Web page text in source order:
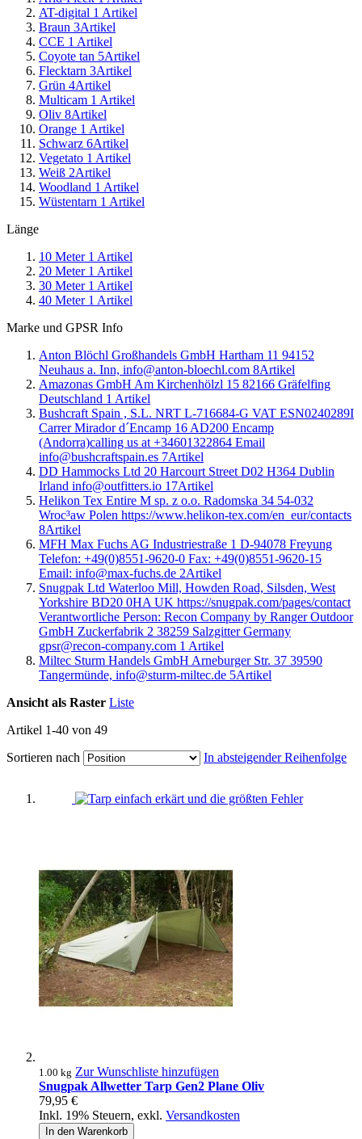
AT-digital 1 Artikel
Braun 3Artikel
CCE 1 Artikel
Coyote tan 5Artikel
Flecktarn 3Artikel
Grün 4Artikel
Multicam 1 Artikel
Oliv 8Artikel
Orange 1 Artikel
Schwarz 6Artikel
Vegetato 1 Artikel
Weiß 2Artikel
Woodland 1 Artikel
Wüstentarn 1 Artikel
Länge
10 Meter1 Artikel
20 Meter1 Artikel
30 Meter1 Artikel
40 Meter1 Artikel
Marke und GPSR Info
Anton Blöchl Großhandels GmbH Hartham 11 94152
Neuhaus a. Inn, info@anton-bloechl.com 8Artikel
Amazonas GmbH Am Kirchenhölzl 15 82166 Gräfelfing
Deutschland 1 Artikel
Bushcraft Spain , S.L. NRT L-716684-G VAT ESN0240289I
Carrer Mirador d´Encamp 16 AD200 Encamp
(Andorra)calling us at +34601322864 Email
info@bushcraftspain.es 7Artikel
DD Hammocks Ltd 20 Harcourt Street D02 H364 Dublin
Irland info@outfitters.io 17Artikel
Helikon Tex Entire M sp. z o.o. Radomska 34 54-032
Wroc³aw Polen https://www.helikon-tex.com/en_eur/contacts
8Artikel
MFH Max Fuchs AG Industriestraße 1 D-94078 Freyung
Telefon: +49(0)8551-9620-0 Fax: +49(0)8551-9620-15
Email: info@max-fuchs.de 2Artikel
Snugpak Ltd Waterloo Mill, Howden Road, Silsden, West
Yorkshire BD20 0HA UK https://snugpak.com/pages/contact
Verantwortliche Person: Recon Company by Ranger Outdoor
GmbH Zuckerfabrik 2 38259 Salzgitter Germany
gpsr@recon-company.com 1 Artikel
Miltec Sturm Handels GmbH Arneburger Str. 37 39590
Tangermünde, info@sturm-miltec.de 5Artikel
Ansicht als Raster Liste
Artikel 1-40 von 49
Sortieren nach
In absteigender Reihenfolge
1.00 kg Zur Wunschliste hinzufügen
Snugpak Allwetter Tarp Gen2 Plane Oliv
79,95 €
Inkl. 19% Steuern, exkl. Versandkosten
In den Warenkorb